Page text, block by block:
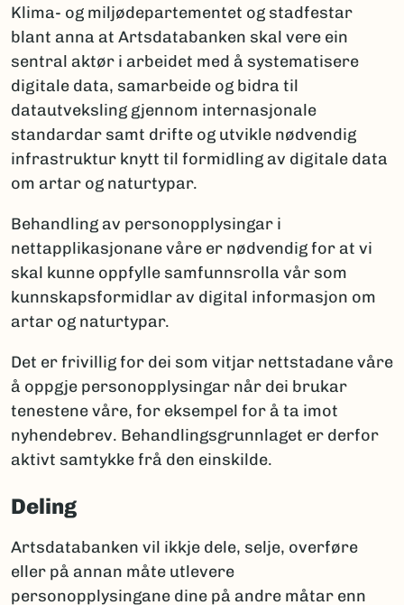
Klima- og miljødepartementet og stadfestar
blant anna at Artsdatabanken skal vere ein
sentral aktør i arbeidet med å systematisere
digitale data, samarbeide og bidra til
datautveksling gjennom internasjonale
standardar samt drifte og utvikle nødvendig
infrastruktur knytt til formidling av digitale data
om artar og naturtypar.
Behandling av personopplysingar i
nettapplikasjonane våre er nødvendig for at vi
skal kunne oppfylle samfunnsrolla vår som
kunnskapsformidlar av digital informasjon om
artar og naturtypar.
Det er frivillig for dei som vitjar nettstadane våre
å oppgje personopplysingar når dei brukar
tenestene våre, for eksempel for å ta imot
nyhendebrev. Behandlingsgrunnlaget er derfor
aktivt samtykke frå den einskilde.
Deling
Artsdatabanken vil ikkje dele, selje, overføre
eller på annan måte utlevere
personopplysingane dine på andre måtar enn